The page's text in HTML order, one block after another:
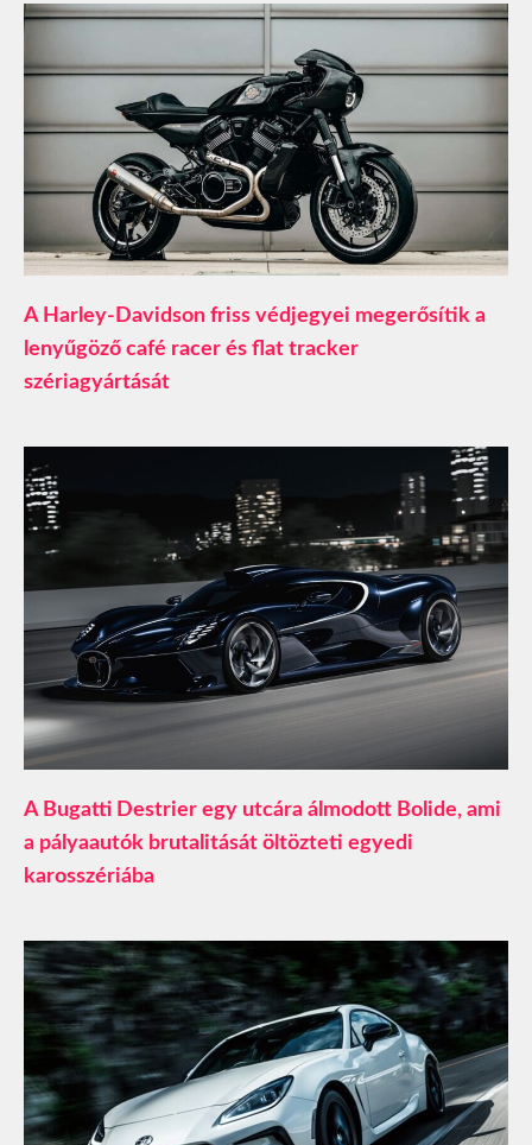
A Harley-Davidson friss védjegyei megerősítik a
lenyűgöző café racer és flat tracker
szériagyártását
A Bugatti Destrier egy utcára álmodott Bolide, ami
a pályaautók brutalitását öltözteti egyedi
karosszériába